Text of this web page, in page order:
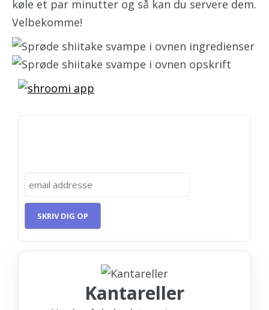
køle et par minutter og så kan du servere dem.
Velbekomme!
Kantareller